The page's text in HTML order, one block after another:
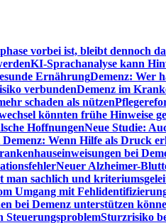
vorbei ist, bleibt dennoch
KI-Sprachanalyse kann
ErnährungDemenz: Wer
verbundenDemenz im
schaden als nützen
könnten frühe Hinweise
HoffnungenNeue Studie:
Wenn Hilfe als Druck
bei
Neuer Alzheimer-
man sachlich und
Umgang mit
bei Demenz unterstützen
SteuerungsproblemSturzrisiko